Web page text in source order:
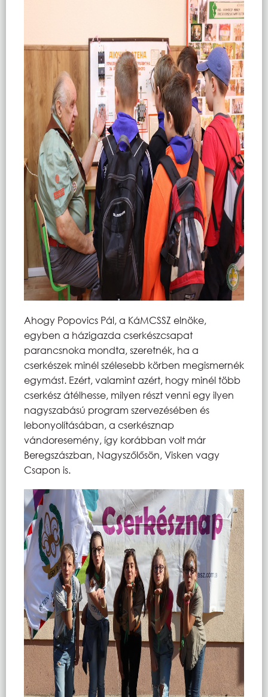
Ahogy Popovics Pál, a KáMCSSZ elnöke,
egyben a házigazda cserkészcsapat
parancsnoka mondta, szeretnék, ha a
cserkészek minél szélesebb körben megismernék
egymást. Ezért, valamint azért, hogy minél több
cserkész átélhesse, milyen részt venni egy ilyen
nagyszabású program szervezésében és
lebonyolításában, a cserkésznap
vándoresemény, így korábban volt már
Beregszászban, Nagyszőlősön, Visken vagy
Csapon is.